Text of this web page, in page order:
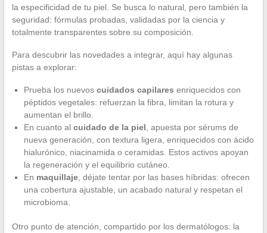
la especificidad de tu piel. Se busca lo natural, pero también la
seguridad: fórmulas probadas, validadas por la ciencia y
totalmente transparentes sobre su composición.
Para descubrir las novedades a integrar, aquí hay algunas
pistas a explorar:
Prueba los nuevos cuidados capilares enriquecidos con
péptidos vegetales: refuerzan la fibra, limitan la rotura y
aumentan el brillo.
En cuanto al cuidado de la piel , apuesta por sérums de
nueva generación, con textura ligera, enriquecidos con ácido
hialurónico, niacinamida o ceramidas. Estos activos apoyan
la regeneración y el equilibrio cutáneo.
En maquillaje, déjate tentar por las bases híbridas: ofrecen
una cobertura ajustable, un acabado natural y respetan el
microbioma.
Otro punto de atención, compartido por los dermatólogos: la